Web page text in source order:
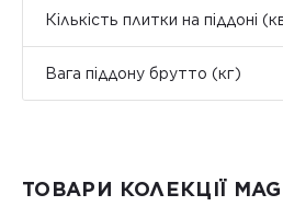
Кількість плитки на піддоні
Вага піддону брутто (кг)
ТОВАРИ КОЛЕКЦІЇ